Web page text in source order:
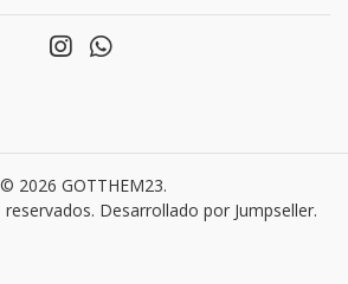
© 2026 GOTTHEM23.
Desarrollado por Jumpseller.